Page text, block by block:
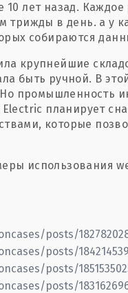
лет назад. Каждое
трижды в день. а у
собираются
крупнейшие
быть ручной. В
промышленность
планирует
которые
использования
posts/
posts/
posts/
posts/